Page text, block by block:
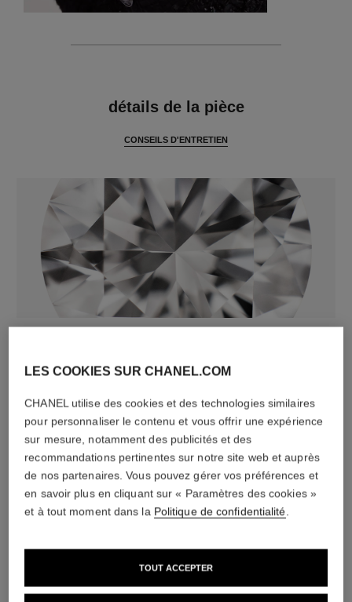
détails de la pièce
CONSEILS D'ENTRETIEN
Caractéristiques variables**
Or jaune 18 carats (750/1000)
LES COOKIES SUR CHANEL.COM
CHANEL utilise des cookies et des technologies similaires
pour personnaliser le contenu et vous offrir une expérience
sur mesure, notamment des publicités et des
recommandations pertinentes sur notre site web et auprès
de nos partenaires. Vous pouvez gérer vos préférences et
en savoir plus en cliquant sur « Paramètres des cookies »
et à tout moment dans la Politique de confidentialité.
TOUT ACCEPTER